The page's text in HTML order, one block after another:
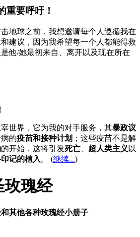
重要呼吁！
地球之前，我想邀请每个人遵循我在
建议，因为我希望每一个人都能得救
他/她最初来自、离开以及现在所在
世界，它为我的对手服务，其暴政议
的疫苗和接种计划 ；这些疫苗不是解
的开始，这将引发死亡 超人类主义 以
记的植入 。 (继续...)
玫瑰经
和其他各种玫瑰经小册子